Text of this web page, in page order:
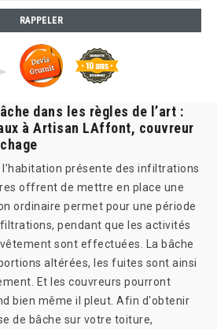
dans les règles de l’art :
à Artisan LAffont, couvreur
présente des infiltrations
offrent de mettre en place une
ordinaire permet pour une période
pendant que les activités
sont effectuées. La bâche
altérées, les fuites sont ainsi
Et les couvreurs pourront
bien même il pleut. Afin d'obtenir
de bâche sur votre toiture,